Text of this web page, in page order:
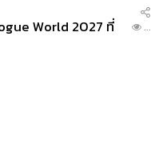
World 2027 ที่
...